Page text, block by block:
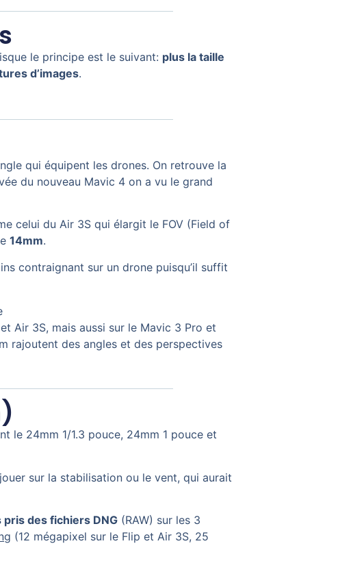
le principe est le suivant: plus la taille
d’images.
qui équipent les drones. On retrouve la
du nouveau Mavic 4 on a vu le grand
celui du Air 3S qui élargit le FOV (Field of
14mm.
contraignant sur un drone puisqu’il suffit
Air 3S, mais aussi sur le Mavic 3 Pro et
rajoutent des angles et des perspectives
le 24mm 1/1.3 pouce, 24mm 1 pouce et
sur la stabilisation ou le vent, qui aurait
pris des fichiers DNG (RAW) sur les 3
(12 mégapixel sur le Flip et Air 3S, 25